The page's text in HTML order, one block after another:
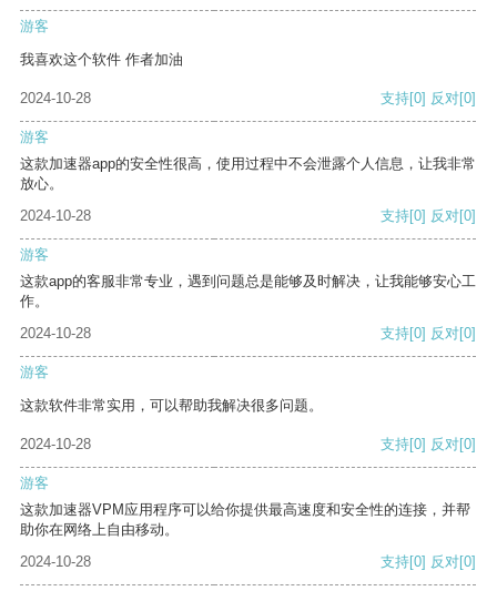
游客
我喜欢这个软件 作者加油
2024-10-28 支持[0] 反对[0]
游客
这款加速器app的安全性很高，使用过程中不会泄露个人信息，让我非常
放心。
2024-10-28
支持[0] 反对[0]
游客
这款app的客服非常专业，遇到问题总是能够及时解决，让我能够安心工
作。
2024-10-28
支持[0] 反对[0]
游客
这款软件非常实用，可以帮助我解决很多问题。
2024-10-28 支持[0] 反对[0]
游客
这款加速器VPM应用程序可以给你提供最高速度和安全性的连接，并帮
助你在网络上自由移动。
2024-10-28
支持[0] 反对[0]